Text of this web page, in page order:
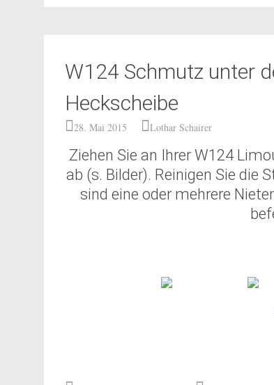
W124 Schmutz unter
Heckscheibe
28. Mai 2015 Lothar Schairer
Ziehen Sie an Ihrer W124
ab (s. Bilder). Reinigen Sie die
sind eine oder mehrere